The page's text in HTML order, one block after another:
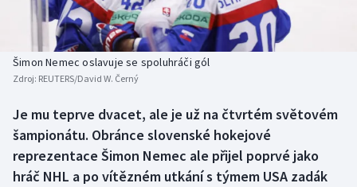
Basketbal
Biatlon
Box
Curling
Historické návraty
Aplikace ČT sport
Šimon Nemec oslavuje se spoluhráči gól
Zdroj: REUTERS/David W. Černý
Je mu teprve dvacet, ale je už na čtvrtém světovém
šampionátu. Obránce slovenské hokejové
reprezentace Šimon Nemec ale přijel poprvé jako
hráč NHL a po vítězném utkání s týmem USA zadák